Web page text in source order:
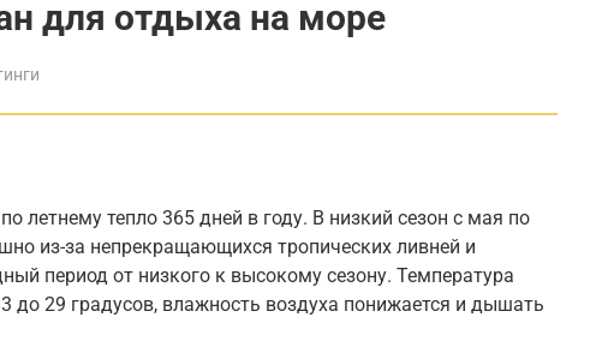
для отдыха на море
летнему тепло 365 дней в году. В низкий сезон с мая по
из-за непрекращающихся тропических ливней и
период от низкого к высокому сезону. Температура
до 29 градусов, влажность воздуха понижается и дышать